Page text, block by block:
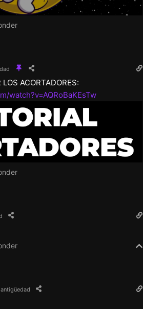
ACORTADORES:
watch?v=AQRoBaKEsTw